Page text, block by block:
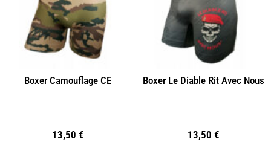
Boxer Camouflage CE
13,50 €
Boxer Le Diable Rit Avec Nous
13,50 €